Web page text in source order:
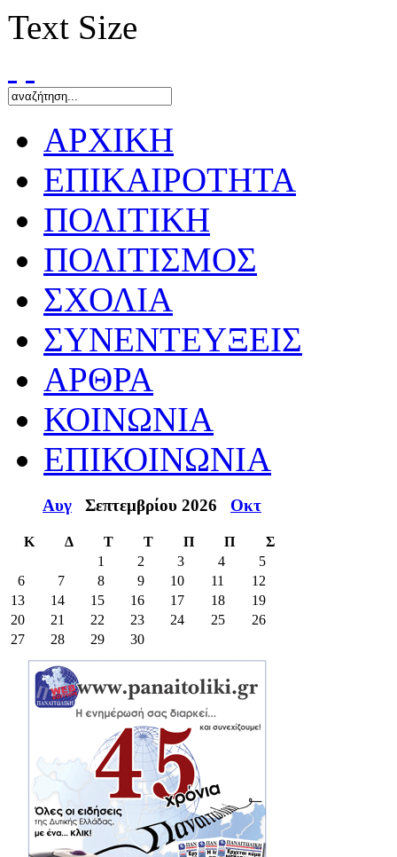
Text Size
ΑΡΧΙΚΗ
ΕΠΙΚΑΙΡΟΤΗΤΑ
ΠΟΛΙΤΙΚΗ
ΠΟΛΙΤΙΣΜΟΣ
ΣΧΟΛΙΑ
ΣΥΝΕΝΤΕΥΞΕΙΣ
ΑΡΘΡΑ
ΚΟΙΝΩΝΙΑ
ΕΠΙΚΟΙΝΩΝΙΑ
Αυγ Σεπτεμβρίου 2026 Οκτ
Κ Δ Τ Τ Π Π
Σ
1
2 3 4
5
6
7 8 9 10 11
12
13
14 15 16 17 18
19
20
21 22 23 24 25
26
27
28 29 30